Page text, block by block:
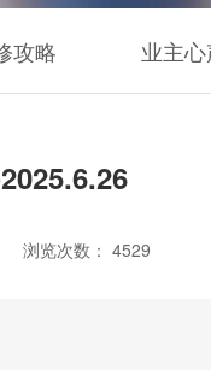
攻略 业主
浏览次数： 4529